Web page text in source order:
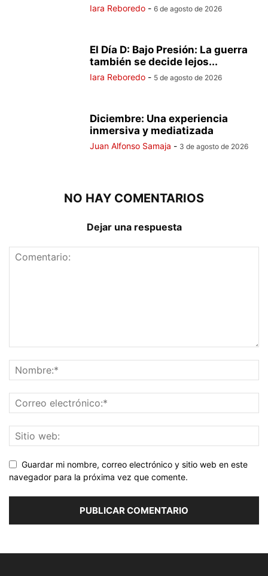
Iara Reboredo - 6 de agosto de 2026
El Día D: Bajo Presión: La guerra
también se decide lejos...
Iara Reboredo - 5 de agosto de 2026
Diciembre: Una experiencia
inmersiva y mediatizada
Juan Alfonso Samaja - 3 de agosto de 2026
NO HAY COMENTARIOS
Dejar una respuesta
Guardar mi nombre, correo electrónico y sitio web en este
navegador para la próxima vez que comente.